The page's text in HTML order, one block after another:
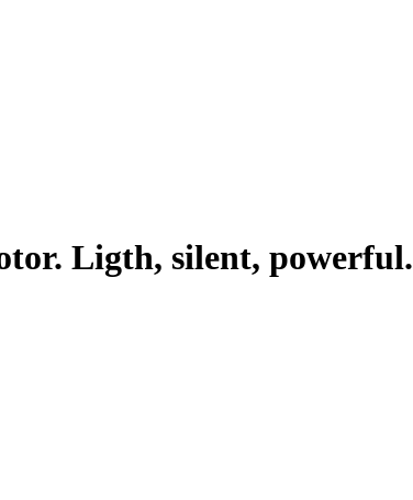
Ligth, silent, powerful.